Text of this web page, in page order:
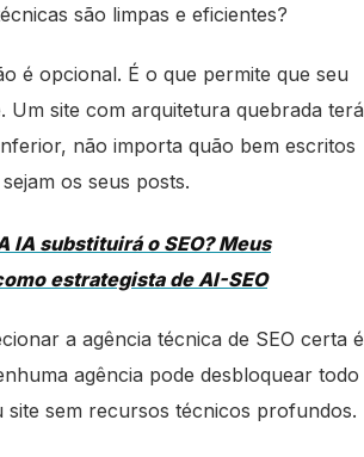
são limpas e eficientes?
é opcional. É o que permite que seu
Um site com arquitetura quebrada terá
não importa quão bem escritos
sejam os seus posts.
IA substituirá o SEO? Meus
estrategista de AI-SEO
a agência técnica de SEO certa é
agência pode desbloquear todo
site sem recursos técnicos profundos.